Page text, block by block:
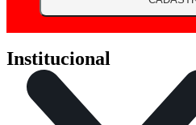
Institucional